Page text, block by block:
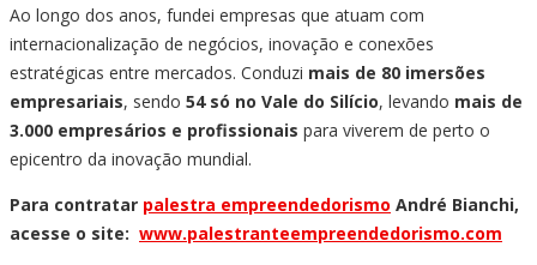
Ao longo dos anos, fundei empresas que atuam com
internacionalização de negócios, inovação e conexões
estratégicas entre mercados. Conduzi mais de 80 imersões
empresariais, sendo 54 só no Vale do Silício, levando mais de
3.000 empresários e profissionais para viverem de perto o
epicentro da inovação mundial.
Para contratar palestra empreendedorismo André Bianchi,
acesse o site: www.palestranteempreendedorismo.com